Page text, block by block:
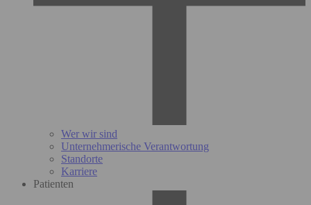
Wer wir sind
Unternehmerische Verantwortung
Standorte
Karriere
Patienten